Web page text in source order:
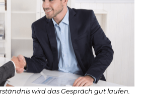
wird das Gespräch gut laufen.